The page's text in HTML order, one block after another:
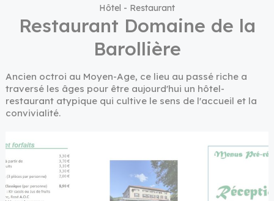
( VOTRE VISITE )
( VOTRE SÉJOUR )
( NOS RENDEZ-VOUS )
Hôtel - Restaurant
Restaurant Domaine de la
Barollière
Ancien octroi au Moyen-Age, ce lieu au passé riche a
traversé les âges pour être aujourd'hui un hôtel-
restaurant atypique qui cultive le sens de l'accueil et la
convivialité.